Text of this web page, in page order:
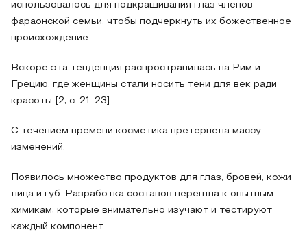
использовалось для подкрашивания глаз членов
фараонской семьи, чтобы подчеркнуть их божественное
происхождение.
Вскоре эта тенденция распространилась на Рим и
Грецию, где женщины стали носить тени для век ради
красоты [2, с. 21-23].
С течением времени косметика претерпела массу
изменений.
Появилось множество продуктов для глаз, бровей, кожи
лица и губ. Разработка составов перешла к опытным
химикам, которые внимательно изучают и тестируют
каждый компонент.